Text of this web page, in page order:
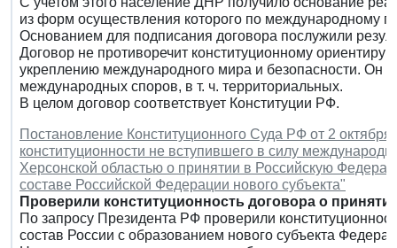
из форм осуществления которого по международному
Основанием для подписания договора послужили
Договор не противоречит конституционному
укреплению международного мира и безопасности. Он
международных споров, в т. ч. территориальных.
В целом договор соответствует Конституции РФ.
Постановление Конституционного Суда РФ от 2
конституционности не вступившего в силу
Херсонской областью о принятии в Российскую
составе Российской Федерации нового субъекта"
Проверили конституционность договора о
По запросу Президента РФ проверили
состав России с образованием нового субъекта